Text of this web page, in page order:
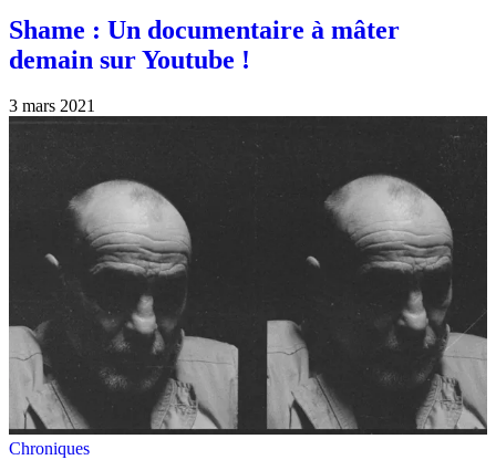
Shame : Un documentaire à mâter
demain sur Youtube !
3 mars 2021
Chroniques